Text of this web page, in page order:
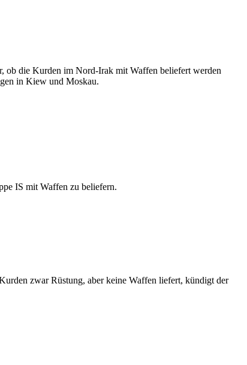
ob die Kurden im Nord-Irak mit Waffen beliefert werden
in Kiew und Moskau.
IS mit Waffen zu beliefern.
zwar Rüstung, aber keine Waffen liefert, kündigt der